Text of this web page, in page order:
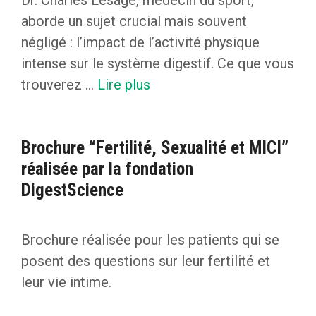
aborde un sujet crucial mais souvent
négligé : l’impact de l’activité physique
intense sur le système digestif. Ce que vous
trouverez … Lire plus
Brochure “Fertilité, Sexualité et MICI”
réalisée par la fondation
DigestScience
Brochure réalisée pour les patients qui se
posent des questions sur leur fertilité et
leur vie intime.